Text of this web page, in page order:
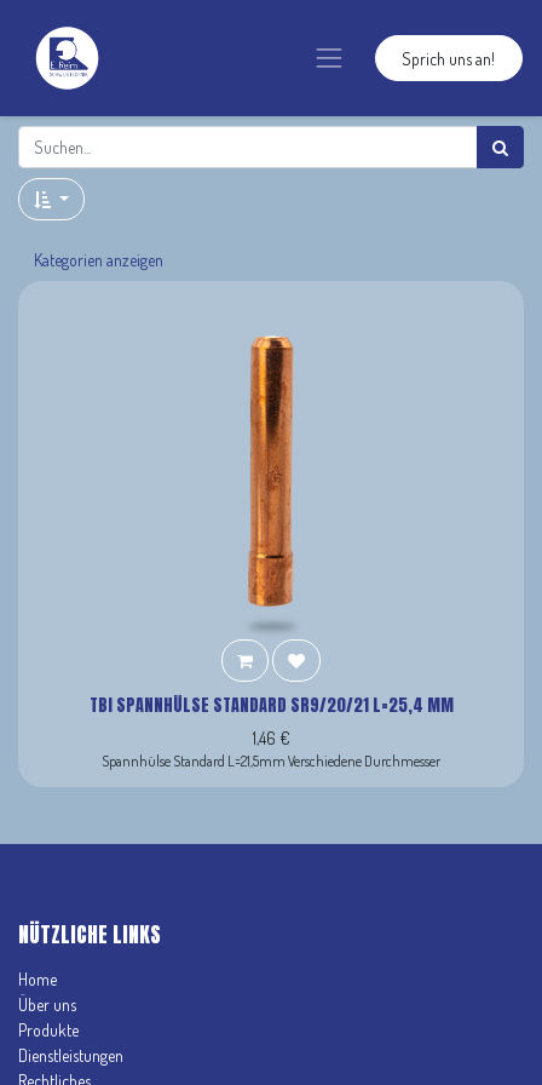
Sprich uns an!
Kategorien anzeigen
TBI SPANNHÜLSE STANDARD SR9/20/21 L=25,4 MM
1,46 €
Spannhülse Standard L=21,5mm Verschiedene Durchmesser
NÜTZLICHE LINKS
Home
Über uns
Produkte
Dienstleistungen
Rechtliches